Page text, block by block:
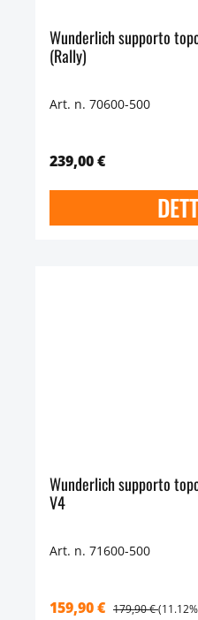
Wunderlich supporto
(Rally)
Art. n. 70600-500
239,00 €
Wunderlich supporto
V4
Art. n. 71600-500
159,90 € 179,90 €